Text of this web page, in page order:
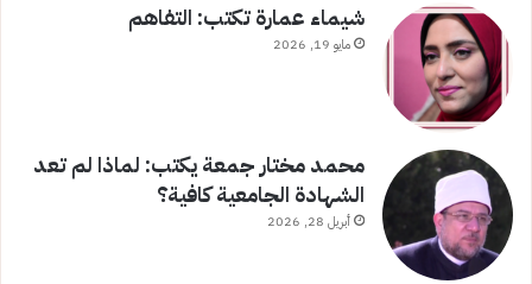
شيماء عمارة تكتب: التفاهم
مايو 19, 2026
محمد مختار جمعة يكتب: لماذا لم تعد
الشهادة الجامعية كافية؟
أبريل 28, 2026